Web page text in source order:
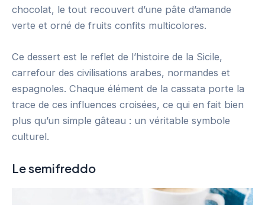
chocolat, le tout recouvert d’une pâte d’amande
verte et orné de fruits confits multicolores.
Ce dessert est le reflet de l’histoire de la Sicile,
carrefour des civilisations arabes, normandes et
espagnoles. Chaque élément de la cassata porte la
trace de ces influences croisées, ce qui en fait bien
plus qu’un simple gâteau : un véritable symbole
culturel.
Le semifreddo